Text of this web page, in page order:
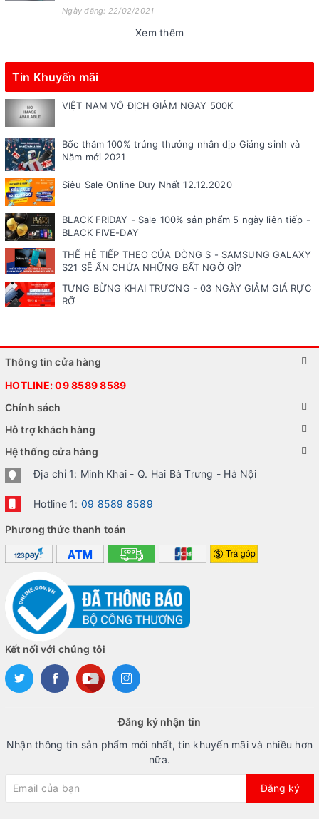
Ngày đăng: 22/02/2021
Xem thêm
Tin Khuyến mãi
VIỆT NAM VÔ ĐỊCH GIẢM NGAY 500K
Bốc thăm 100% trúng thưởng nhân dịp Giáng sinh và
Năm mới 2021
Siêu Sale Online Duy Nhất 12.12.2020
BLACK FRIDAY - Sale 100% sản phẩm 5 ngày liên tiếp -
BLACK FIVE-DAY
THẾ HỆ TIẾP THEO CỦA DÒNG S - SAMSUNG GALAXY
S21 SẼ ẨN CHỨA NHỮNG BẤT NGỜ GÌ?
TƯNG BỪNG KHAI TRƯƠNG - 03 NGÀY GIẢM GIÁ RỰC
RỠ
Thông tin cửa hàng
HOTLINE:09 8589 8589
Chính sách
Hỗ trợ khách hàng
Hệ thống cửa hàng
Địa chỉ 1: Minh Khai - Q. Hai Bà Trưng - Hà Nội
Hotline 1: 09 8589 8589
Phương thức thanh toán
Kết nối với chúng tôi
Đăng ký nhận tin
Nhận thông tin sản phẩm mới nhất, tin khuyến mãi và nhiều hơn
nữa.
Đăng ký